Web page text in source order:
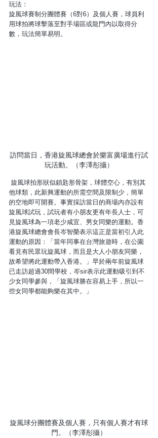
玩法：
旋風球賽制分團體賽（6對6）及個人賽，球員利
用球拍將球擊落至對手場區或龍門內以取得分
數，玩法簡單易明。
訪問當日，香港旋風球總會於樂富廣場進行試
玩活動。（李澤彤攝）
他球類，此新興運動的所需空間及限制少，簡單
的空地即可開賽。事實採訪當日的商場內亦設有
旋風球試玩，試玩者有小朋友更有年長人士，可
見旋風球為一項老少咸宜、男女同樂的運動。香
港旋風球總會會長岑智榮表示這正是當初引入此
運動的原因：「當年同事在台灣旅遊時，在公園
看見有民眾玩旋風球，而且是大人小朋友同樂，
故希望將此運動帶入香港。」早於兩年前旋風球
已走訪超過30間學校，岑sir表示此運動吸引到不
少女同學參與，「旋風球勝在容易上手，所以一
些女同學都能夠樂在其中。」
旋風球分團體賽及個人賽，只有個人賽才有球
門。（李澤彤攝）